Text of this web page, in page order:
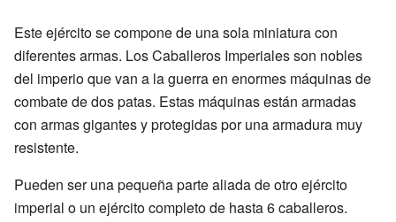
Este ejército se compone de una sola miniatura con
diferentes armas. Los Caballeros Imperiales son nobles
del imperio que van a la guerra en enormes máquinas de
combate de dos patas. Estas máquinas están armadas
con armas gigantes y protegidas por una armadura muy
resistente.
Pueden ser una pequeña parte aliada de otro ejército
imperial o un ejército completo de hasta 6 caballeros.